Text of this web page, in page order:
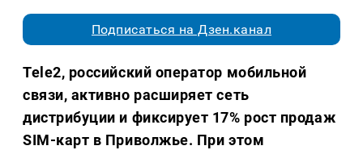
Подписаться на Дзен.канал
Tele2, российский оператор мобильной
связи, активно расширяет сеть
дистрибуции и фиксирует 17% рост продаж
SIM-карт в Приволжье. При этом